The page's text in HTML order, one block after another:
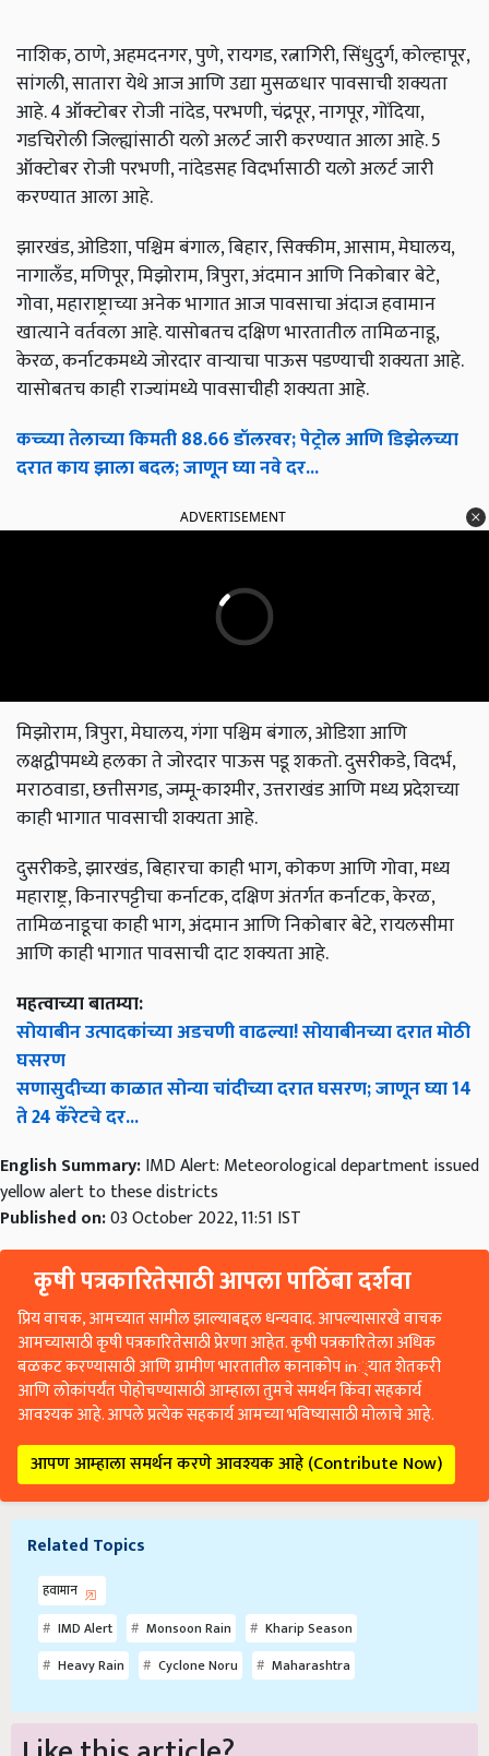
नाशिक, ठाणे, अहमदनगर, पुणे, रायगड, रत्नागिरी, सिंधुदुर्ग, कोल्हापूर,
सांगली, सातारा येथे आज आणि उद्या मुसळधार पावसाची शक्यता
आहे. 4 ऑक्टोबर रोजी नांदेड, परभणी, चंद्रपूर, नागपूर, गोंदिया,
गडचिरोली जिल्ह्यांसाठी यलो अलर्ट जारी करण्यात आला आहे. 5
ऑक्टोबर रोजी परभणी, नांदेडसह विदर्भासाठी यलो अलर्ट जारी
करण्यात आला आहे.
झारखंड, ओडिशा, पश्चिम बंगाल, बिहार, सिक्कीम, आसाम, मेघालय,
नागालँड, मणिपूर, मिझोराम, त्रिपुरा, अंदमान आणि निकोबार बेटे,
गोवा, महाराष्ट्राच्या अनेक भागात आज पावसाचा अंदाज हवामान
खात्याने वर्तवला आहे. यासोबतच दक्षिण भारतातील तामिळनाडू,
केरळ, कर्नाटकमध्ये जोरदार वाऱ्याचा पाऊस पडण्याची शक्यता आहे.
यासोबतच काही राज्यांमध्ये पावसाचीही शक्यता आहे.
कच्च्या तेलाच्या किमती 88.66 डॉलरवर; पेट्रोल आणि डिझेलच्या
दरात काय झाला बदल; जाणून घ्या नवे दर...
ADVERTISEMENT
मिझोराम, त्रिपुरा, मेघालय, गंगा पश्चिम बंगाल, ओडिशा आणि
लक्षद्वीपमध्ये हलका ते जोरदार पाऊस पडू शकतो. दुसरीकडे, विदर्भ,
मराठवाडा, छत्तीसगड, जम्मू-काश्मीर, उत्तराखंड आणि मध्य प्रदेशच्या
काही भागात पावसाची शक्यता आहे.
दुसरीकडे, झारखंड, बिहारचा काही भाग, कोकण आणि गोवा, मध्य
महाराष्ट्र, किनारपट्टीचा कर्नाटक, दक्षिण अंतर्गत कर्नाटक, केरळ,
तामिळनाडूचा काही भाग, अंदमान आणि निकोबार बेटे, रायलसीमा
आणि काही भागात पावसाची दाट शक्यता आहे.
महत्वाच्या बातम्या:
सोयाबीन उत्पादकांच्या अडचणी वाढल्या! सोयाबीनच्या दरात मोठी
घसरण
सणासुदीच्या काळात सोन्या चांदीच्या दरात घसरण; जाणून घ्या 14
ते 24 कॅरेटचे दर...
English Summary:IMD Alert: Meteorological department issued
yellow alert to these districts
Published on:03 October 2022, 11:51 IST
कृषी पत्रकारितेसाठी आपला पाठिंबा दर्शवा
प्रिय वाचक, आमच्यात सामील झाल्याबद्दल धन्यवाद. आपल्यासारखे वाचक
आमच्यासाठी कृषी पत्रकारितेसाठी प्रेरणा आहेत. कृषी पत्रकारितेला अधिक
बळकट करण्यासाठी आणि ग्रामीण भारतातील कानाकोप in्यात शेतकरी
आणि लोकांपर्यंत पोहोचण्यासाठी आम्हाला तुमचे समर्थन किंवा सहकार्य
आवश्यक आहे. आपले प्रत्येक सहकार्य आमच्या भविष्यासाठी मोलाचे आहे.
आपण आम्हाला समर्थन करणे आवश्यक आहे (Contribute Now)
Related Topics
हवामान
IMD Alert
Monsoon Rain
Kharip Season
Heavy Rain
Cyclone Noru Maharashtra